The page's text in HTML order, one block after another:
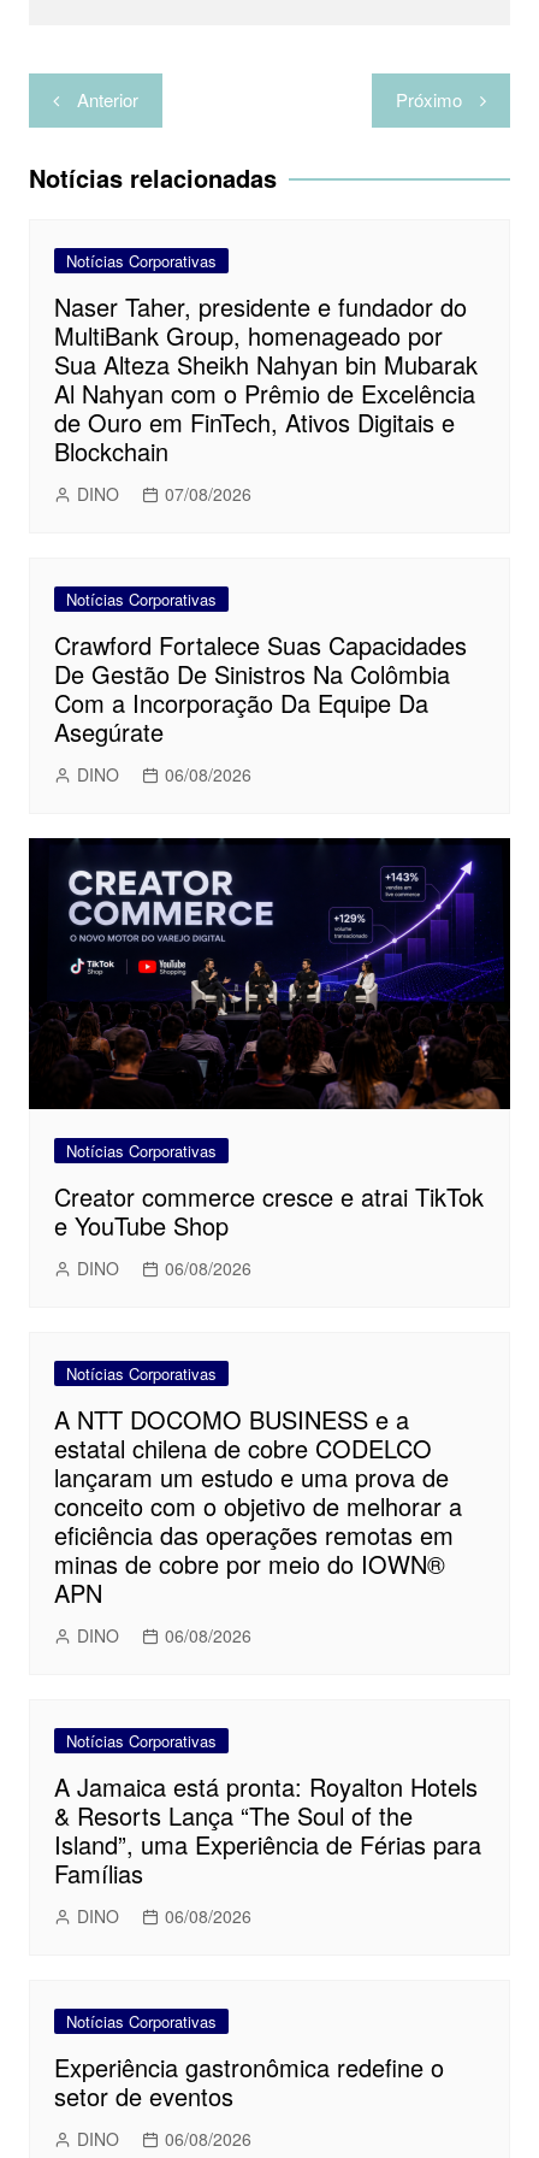
Navegação
de
Post
Anterior Próximo
Notícias relacionadas
Notícias Corporativas
Naser Taher, presidente e fundador do
MultiBank Group, homenageado por
Sua Alteza Sheikh Nahyan bin Mubarak
Al Nahyan com o Prêmio de Excelência
de Ouro em FinTech, Ativos Digitais e
Blockchain
DINO 07/08/2026
Notícias Corporativas
Crawford Fortalece Suas Capacidades
De Gestão De Sinistros Na Colômbia
Com a Incorporação Da Equipe Da
Asegúrate
DINO 06/08/2026
Notícias Corporativas
Creator commerce cresce e atrai TikTok
e YouTube Shop
DINO 06/08/2026
Notícias Corporativas
A NTT DOCOMO BUSINESS e a
estatal chilena de cobre CODELCO
lançaram um estudo e uma prova de
conceito com o objetivo de melhorar a
eficiência das operações remotas em
minas de cobre por meio do IOWN®
APN
DINO 06/08/2026
Notícias Corporativas
A Jamaica está pronta: Royalton Hotels
& Resorts Lança “The Soul of the
Island”, uma Experiência de Férias para
Famílias
DINO 06/08/2026
Notícias Corporativas
Experiência gastronômica redefine o
setor de eventos
DINO 06/08/2026